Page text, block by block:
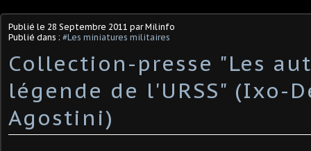
Publié le 28 Septembre 2011 par Milinfo
Publié dans : #Les miniatures militaires
Collection-presse "Les
légende de l'URSS" (Ixo-
Agostini)